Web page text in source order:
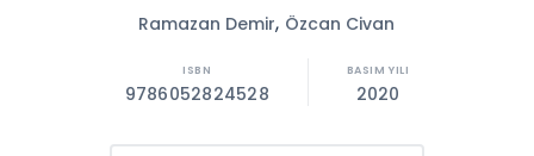
Ramazan Demir, Özcan Civan
9786052824528 2020